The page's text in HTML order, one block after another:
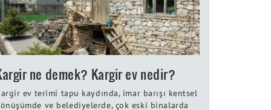
ne demek? Kargir ev nedir?
ev terimi tapu kaydında, imar barışı kentsel
ve belediyelerde, çok eski binalarda